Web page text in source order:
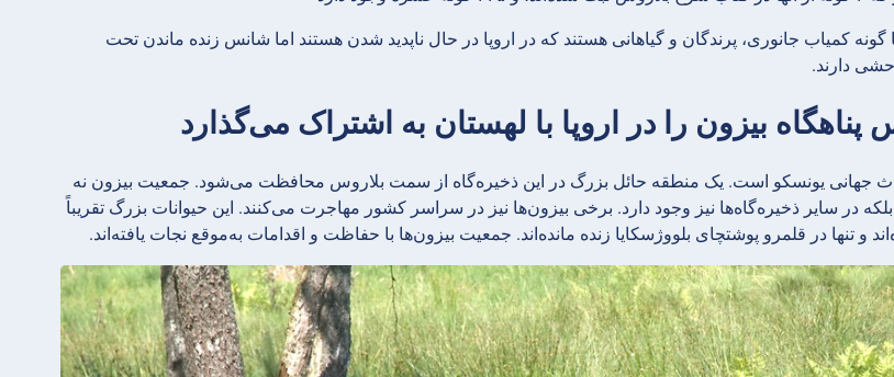
گونه کمیاب جانوری، پرندگان و گیاهانی هستند که در اروپا در حال ناپدید شدن هستند اما شانس زنده ماندن تحت
دارند.
جهانی یونسکو است. یک منطقه حائل بزرگ در این ذخیره‌گاه از سمت بلاروس محافظت می‌شود. جمعیت بیزون نه
بلکه در سایر ذخیره‌گاه‌ها نیز وجود دارد. برخی بیزون‌ها نیز در سراسر کشور مهاجرت می‌کنند. این حیوانات بزرگ تقریباً
و تنها در قلمرو پوشتچای بلووژسکایا زنده مانده‌اند. جمعیت بیزون‌ها با حفاظت و اقدامات به‌موقع نجات یافته‌اند.